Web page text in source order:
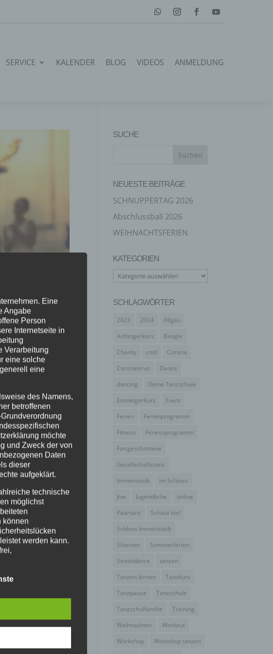
SERVICE KALENDER BLOG VIDEOS ANMELDUNG
mit
für die
SUCHE
NEUESTE BEITRÄGE
SCHNUPPERTAG 2026
Abschlussball 2026
WEIHNACHTSFERIEN
KATEGORIEN
Kategorien
SCHLAGWÖRTER
2023 2024
Allgäu
Anfängerkurs
Boogie
Charity
cool
Corona
Coronavirus
Dance
dancing
Deine Tanzschule
Einsteigerkurs
Event
Ferien
Ferienprogramm
Fitness
Fitnessprogramm
Fortgeschrittene
Gesellschaftstanz
Immenstadt
im Schloss
Jive
Jugendliche
online
Paartanz
Schaut hin!
Schloss Immenstadt
Silvester
Sommerferien
Streetdance
tanzen
Tanzen lernen
Tanzkurs
Tanzpause
Tanzschule
Tanzschulfamilie
Training
Weihnachten
Workout
Workshop
Workshop tanzen
Eine
Angabe
Person
Internetseite in
Verarbeitung
eine solche
eine
des Namens,
betroffenen
möchte
und Zweck der von
Daten
dieser
aufgeklärt.
technische
möglichst
können
werden kann.
die durch den
Erlass der
Unsere